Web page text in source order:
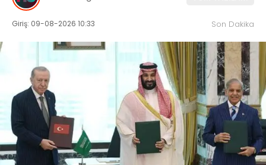
Giriş: 09-08-2026 10:33 Son Dakika